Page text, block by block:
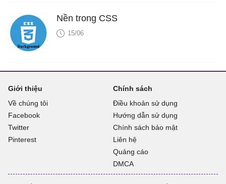
Nền trong CSS
15/06
Giới thiệu
Về chúng tôi
Facebook
Twitter
Pinterest
Chính sách
Điều khoản sử dụng
Hướng dẫn sử dụng
Chính sách bảo mật
Liên hệ
Quảng cáo
DMCA